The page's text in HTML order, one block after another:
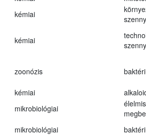
kémiai
kémiai
zoonózis
kémiai
mikrobiológiai
mikrobiológiai